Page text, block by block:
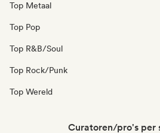
Top Metaal
Top Pop
Top R&B/Soul
Top Rock/Punk
Top Wereld
Curatoren/pro's per